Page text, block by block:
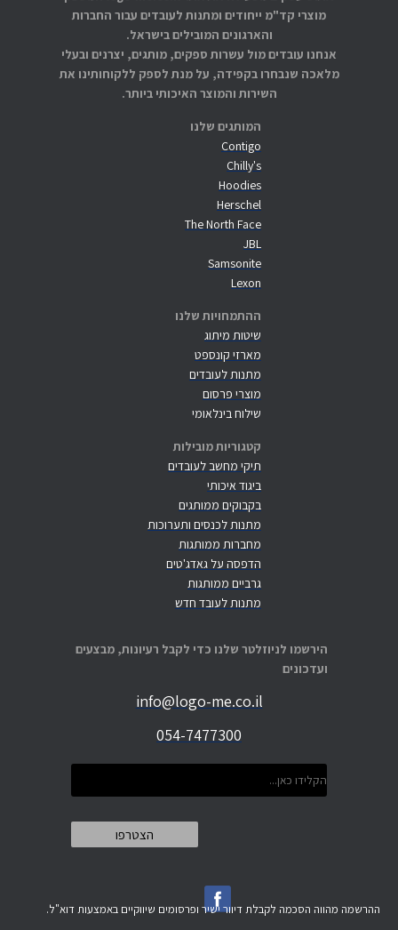
המותגים שלנו
Contigo
Chilly's
Hoodies
Herschel
The North Face
JBL
Samsonite
Lexon
ההתמחויות שלנו
שיטות מיתוג
מארזי קונספט
מתנות לעובדים
מוצרי פרסום
שילוח בינלאומי
קטגוריות מובילות
תיקי מחשב לעובדים
ביגוד איכותי
בקבוקים ממותגים
מתנות לכנסים ותערוכות
מחברות ממותגות
הדפסה על גאדג'טים
גרביים ממותגות
מתנות לעובד חדש
מוצרי קד"מ ייחודים ומתנות לעובדים עבור החברות
והארגונים המובילים בישראל.
אנחנו עובדים מול עשרות ספקים, מותגים, יצרנים ובעלי
מלאכה שנבחרו בקפידה, על מנת לספק ללקוחותינו את
השירות והמוצר האיכותי ביותר.
הירשמו לניוזלטר שלנו כדי לקבל רעיונות, מבצעים
ועדכונים
info@logo-me.co.il
054-7477300
ההרשמה מהווה הסכמה לקבלת דיוור ישיר ופרסומים שיווקיים באמצעות דוא"ל.